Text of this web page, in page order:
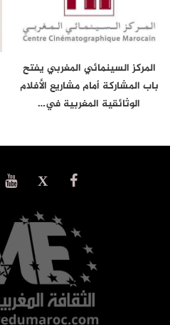
المركز السينمائي المغربي يفتح
باب المشاركة أمام مشاريع الأفلام
الوثائقية المغربية في…